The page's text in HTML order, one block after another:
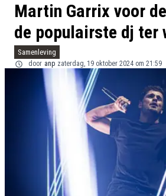
Martin Garrix voor
de populairste dj ter
Samenleving
door anp zaterdag, 19 oktober 2024 om 21:59